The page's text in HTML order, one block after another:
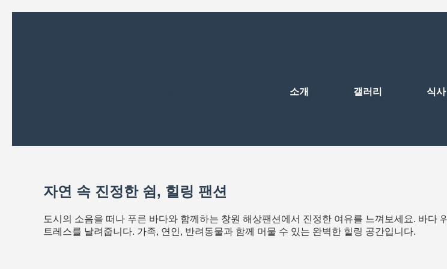
소개 갤러리 식
자연 속 진정한 쉼, 힐링 팬션
도시의 소음을 떠나 푸른 바다와 함께하는 창원 해상팬션에서 진정한 여유를 느껴보세요. 바다
트레스를 날려줍니다. 가족, 연인, 반려동물과 함께 머물 수 있는 완벽한 힐링 공간입니다.